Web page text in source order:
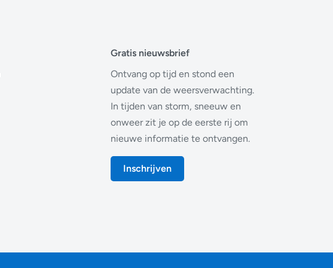
Gratis nieuwsbrief
Ontvang op tijd en stond een
update van de weersverwachting.
In tijden van storm, sneeuw en
onweer zit je op de eerste rij om
nieuwe informatie te ontvangen.
Inschrijven